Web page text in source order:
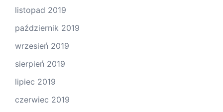
listopad 2019
październik 2019
wrzesień 2019
sierpień 2019
lipiec 2019
czerwiec 2019